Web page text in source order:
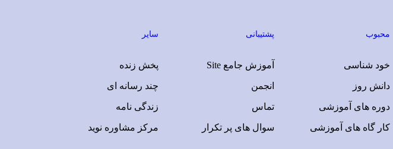
محبوب
خود شناسی
دانش روز
دوره های آموزشی
کار گاه های آموزشی
پشتیبانی
آموزش جامع Site
انجمن
تماس
سوال های پر تکرار
سایر
پخش زنده
چند رسانه ای
زندگی نامه
مرکز مشاوره نوید